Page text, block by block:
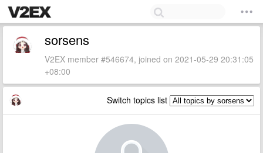
sorsens
V2EX member #546674, joined on 2021-05-29 20:31:05
+08:00
Switch topics list